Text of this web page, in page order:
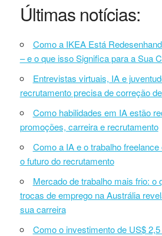
Últimas notícias:
Como a IKEA Está
– e o que isso Significa para a Sua
Entrevistas virtuais, IA e
recrutamento precisa de correção
Como habilidades em IA estão
promoções, carreira e recrutamento
Como a IA e o trabalho
o futuro do recrutamento
Mercado de trabalho mais frio: o
trocas de emprego na Austrália
sua carreira
Como o investimento de US$